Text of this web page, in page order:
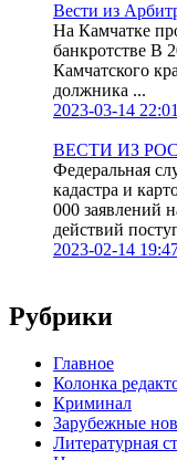
Вести из
На Камчатке
банкротстве В
Камчатского
должника ...
2023-03-14
ВЕСТИ ИЗ
Федеральная
кадастра и
000 заявлений
действий
2023-02-14
Рубрики
Главное
Колонка
Криминал
Зарубежные
Литературная